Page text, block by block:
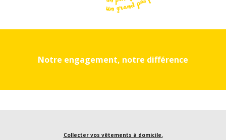
Notre engagement, notre différence
Collecter vos vêtements à domicile.